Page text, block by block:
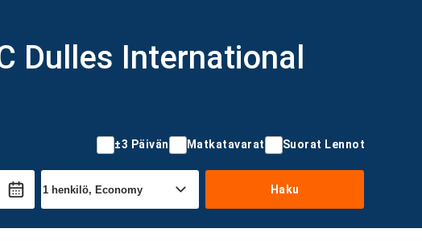
Dulles International
±3 Päivän Matkatavarat Suorat Lennot
Haku